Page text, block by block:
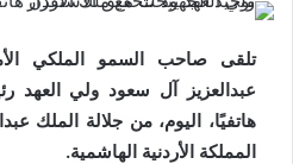
تلقى صاحب السمو الملكي
عبدالعزيز آل سعود ولي العهد
هاتفيًا، اليوم، من جلالة الملك
المملكة الأردنية الهاشمية.